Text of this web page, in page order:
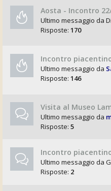
Aosta - Incontro
Ultimo messaggio da
Risposte: 170
Incontro
Ultimo messaggio da
Risposte: 146
Visita al Museo
Ultimo messaggio da
Risposte: 5
Incontro
Ultimo messaggio da
Risposte: 2